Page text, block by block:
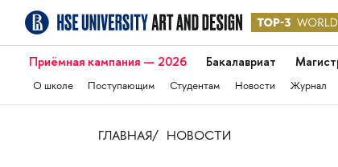
Приёмная кампания — 2026 Бакалавриат
О школе Поступающим Студентам Новости Журнал
ГЛАВНАЯ НОВОСТИ